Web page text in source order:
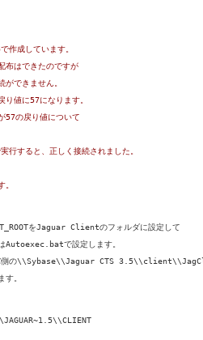
作成しています。
布はできたのですが
ができません。
値に57になります。
57の戻り値について
行すると、正しく接続されました。
をJaguar Clientのフォルダに設定して
Autoexec.batで設定します。
側の\\Sybase\\Jaguar CTS
。